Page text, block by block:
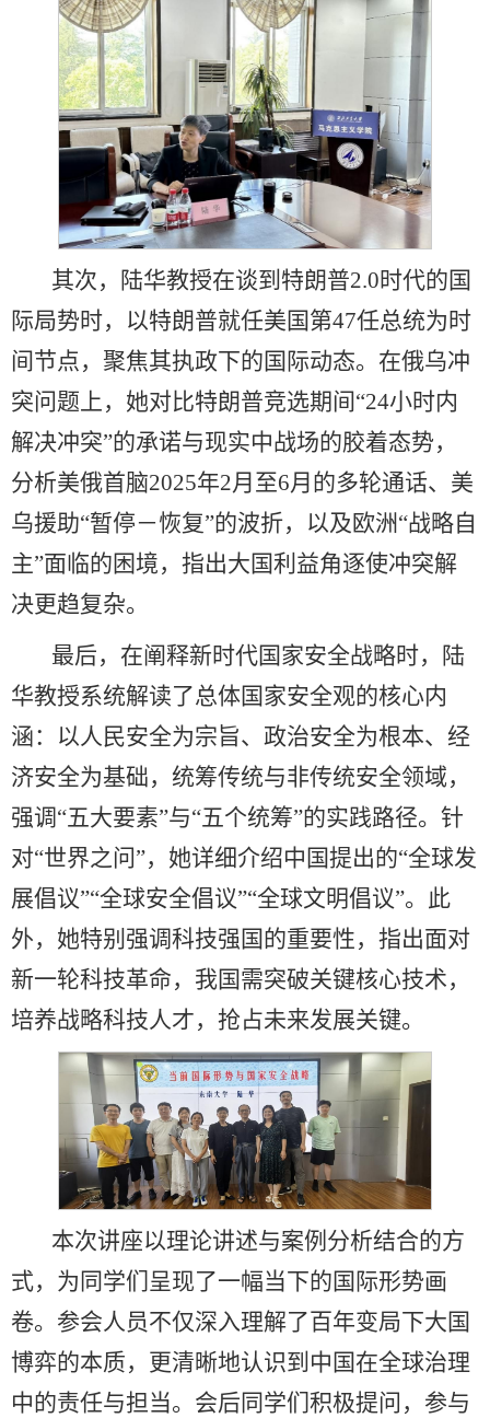
其次，陆华教授在谈到特朗普2.0时代的国
际局势时，以特朗普就任美国第47任总统为时
间节点，聚焦其执政下的国际动态。在俄乌冲
突问题上，她对比特朗普竞选期间“24小时内
解决冲突”的承诺与现实中战场的胶着态势，
分析美俄首脑2025年2月至6月的多轮通话、美
乌援助“暂停－恢复”的波折，以及欧洲“战略自
主”面临的困境，指出大国利益角逐使冲突解
决更趋复杂。
最后，在阐释新时代国家安全战略时，陆
华教授系统解读了总体国家安全观的核心内
涵：以人民安全为宗旨、政治安全为根本、经
济安全为基础，统筹传统与非传统安全领域，
强调“五大要素”与“五个统筹”的实践路径。针
对“世界之问”，她详细介绍中国提出的“全球发
展倡议”“全球安全倡议”“全球文明倡议”。此
外，她特别强调科技强国的重要性，指出面对
新一轮科技革命，我国需突破关键核心技术，
培养战略科技人才，抢占未来发展关键。
本次讲座以理论讲述与案例分析结合的方
式，为同学们呈现了一幅当下的国际形势画
卷。参会人员不仅深入理解了百年变局下大国
博弈的本质，更清晰地认识到中国在全球治理
中的责任与担当。会后同学们积极提问，参与